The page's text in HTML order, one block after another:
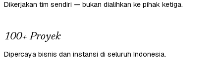
Dikerjakan tim sendiri — bukan dialihkan ke pihak ketiga.
100+ Proyek
Dipercaya bisnis dan instansi di seluruh Indonesia.